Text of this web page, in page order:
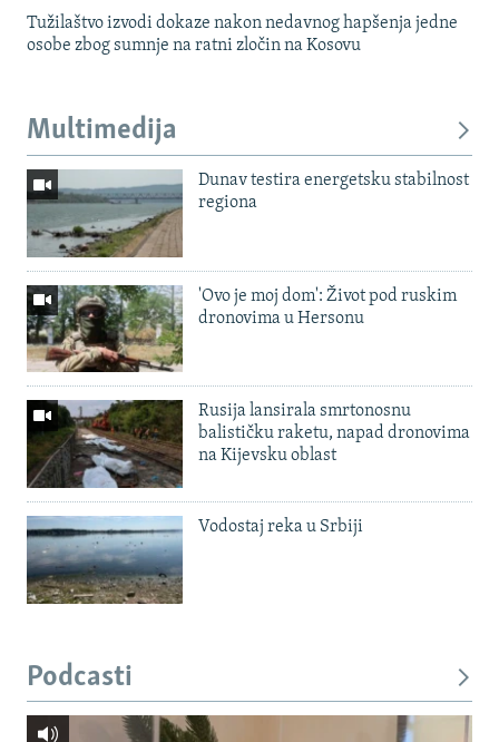
Tužilaštvo izvodi dokaze nakon nedavnog hapšenja jedne
osobe zbog sumnje na ratni zločin na Kosovu
Multimedija
Dunav testira energetsku stabilnost
regiona
'Ovo je moj dom': Život pod ruskim
dronovima u Hersonu
Rusija lansirala smrtonosnu
balističku raketu, napad dronovima
na Kijevsku oblast
Vodostaj reka u Srbiji
Podcasti